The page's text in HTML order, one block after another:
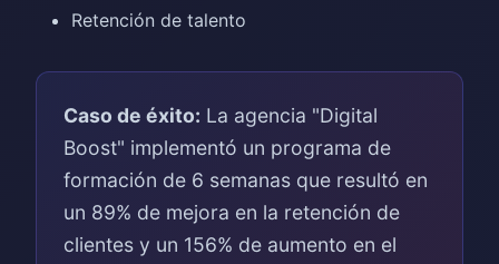
Retención de talento
Caso de éxito: La agencia "Digital
Boost" implementó un programa de
formación de 6 semanas que resultó en
un 89% de mejora en la retención de
clientes y un 156% de aumento en el